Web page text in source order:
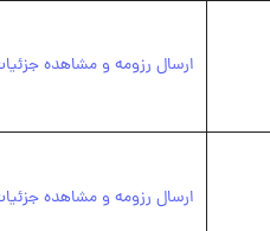
ارسال رزومه و مشاهده
ارسال رزومه و مشاهده